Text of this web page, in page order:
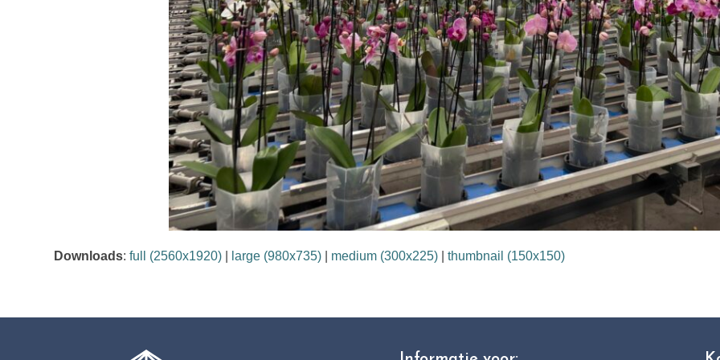
Downloads:full (2560x1920) large (980x735) medium (300x225) |thumbnail (150x150)